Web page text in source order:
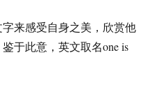
来感受自身之美，欣赏他
于此意，英文取名one is